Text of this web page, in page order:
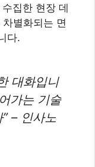
집한 현장 데
별화되는 면
다.
대화입니
가는 기술
– 인사노